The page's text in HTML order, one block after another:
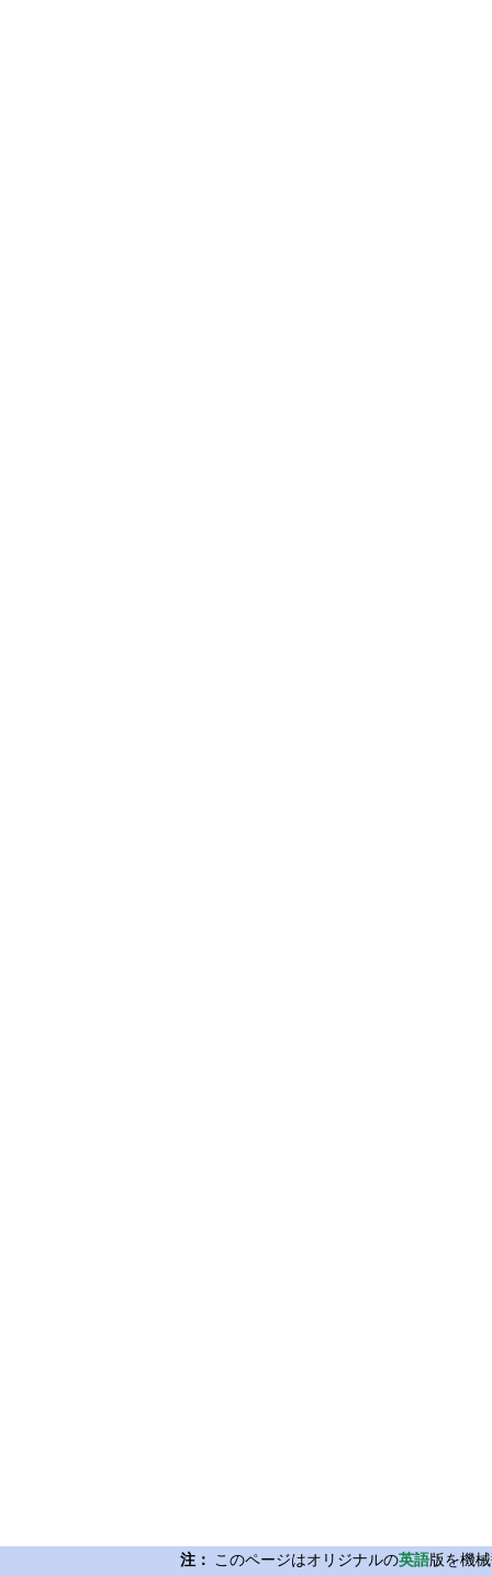
注： このページはオリジナルの英語版を機